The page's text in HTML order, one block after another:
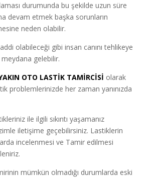
durumunda bu şekilde uzun süre
devam etmek başka sorunların
neden olabilir.
olabileceği gibi insan canını tehlikeye
gelebilir.
OTO LASTİK TAMİRCİSİ olarak
problemlerinizde her zaman yanınızda
ile ilgili sıkıntı yaşamanız
iletişime geçebilirsiniz. Lastiklerin
incelenmesi ve Tamir edilmesi
mümkün olmadığı durumlarda eski